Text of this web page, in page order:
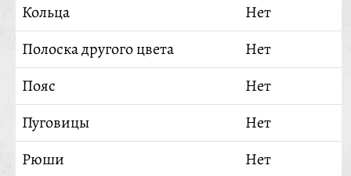
Кольца
Нет
Полоска другого цвета
Нет
Пояс
Нет
Пуговицы
Нет
Рюши
Нет